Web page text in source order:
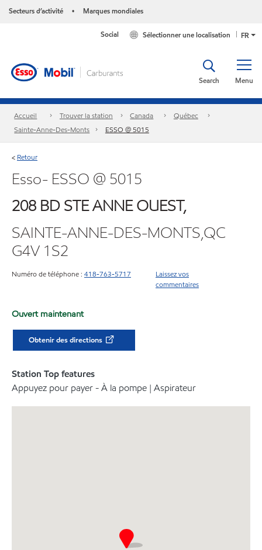
Secteurs d’activité • Marques mondiales
FR
Sélectionner une localisation
Social
Menu
Search
Accueil Trouver la station Canada
Québec
Sainte-Anne-Des-Monts
ESSO @ 5015
< Retour
Esso- ESSO @ 5015
208 BD STE ANNE OUEST,
SAINTE-ANNE-DES-MONTS,QC
G4V 1S2
Numéro de téléphone : 418-763-5717
Laissez vos
commentaires
Ouvert maintenant
Obtenir des directions
Station Top features
Appuyez pour payer - À la pompe | Aspirateur